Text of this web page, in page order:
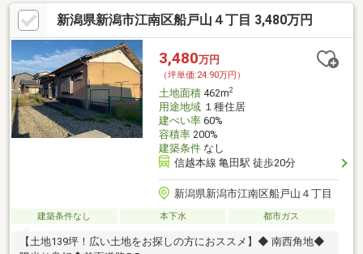
新潟県新潟市江南区船戸山４丁目 3,480万円
3,480万円
（坪単価:24.90万円）
土地面積462m2
用途地域１種住居
建ぺい率60%
容積率200%
建築条件なし
信越本線 亀田駅 徒歩20分
新潟県新潟市江南区船戸山４丁目
建築条件なし 本下水 都市ガス
【土地139坪！広い土地をお探しの方におススメ】◆ 南西角地◆